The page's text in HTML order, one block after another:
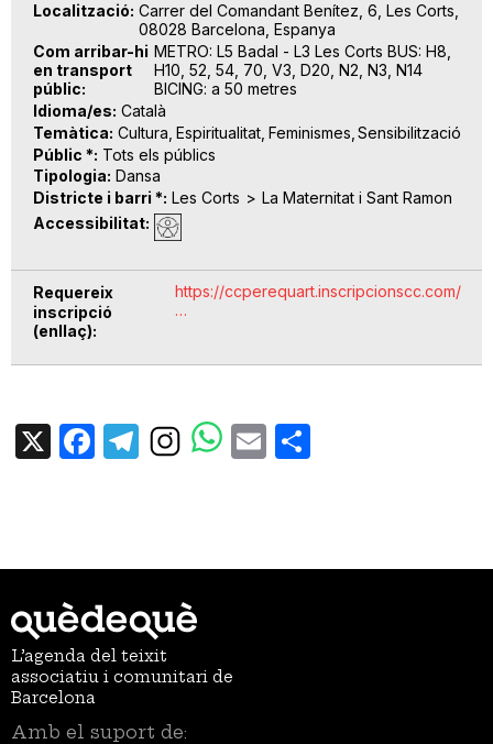
Localització Carrer del Comandant Benítez, 6, Les Corts,
08028 Barcelona, Espanya
Com arribar-hi
en transport
públic
METRO: L5 Badal - L3 Les Corts BUS: H8,
H10, 52, 54, 70, V3, D20, N2, N3, N14
BICING: a 50 metres
Idioma/es Català
Temàtica Cultura Espiritualitat Feminismes Sensibilització
Públic * Tots els públics
Tipologia Dansa
Districte i barri * Les Corts
La Maternitat i Sant Ramon
Accessibilitat
Requereix
inscripció
(enllaç)
https://ccperequart.inscripcionscc.com/
…
X Facebook
TelegramEmail
L’agenda del teixit
associatiu i comunitari de
Barcelona
Amb el suport de: